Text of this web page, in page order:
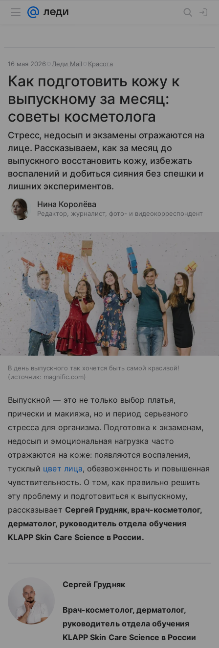
16 мая 2026 Леди Mail Красота
Как подготовить кожу к
выпускному за месяц:
советы косметолога
Стресс, недосып и экзамены отражаются на
лице. Рассказываем, как за месяц до
выпускного восстановить кожу, избежать
воспалений и добиться сияния без спешки и
лишних экспериментов.
Нина Королёва
Редактор, журналист, фото- и видеокорреспондент
В день выпускного так хочется быть самой красивой!
источник: magnific.com
Выпускной — это не только выбор платья,
прически и макияжа, но и период серьезного
стресса для организма. Подготовка к экзаменам,
недосып и эмоциональная нагрузка часто
отражаются на коже: появляются воспаления,
тусклый цвет лица, обезвоженность и повышенная
чувствительность. О том, как правильно решить
эту проблему и подготовиться к выпускному,
рассказывает Сергей Грудняк, врач-косметолог,
дерматолог, руководитель отдела обучения
KLAPP Skin Care Science в России.
Сергей Грудняк
Врач-косметолог, дерматолог,
руководитель отдела обучения
KLAPP Skin Care Science в России